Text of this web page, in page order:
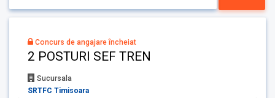
Concurs de angajare încheiat
2 POSTURI SEF TREN
Sucursala
SRTFC Timisoara